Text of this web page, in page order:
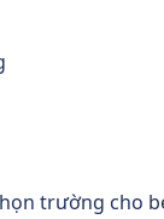
trường cho